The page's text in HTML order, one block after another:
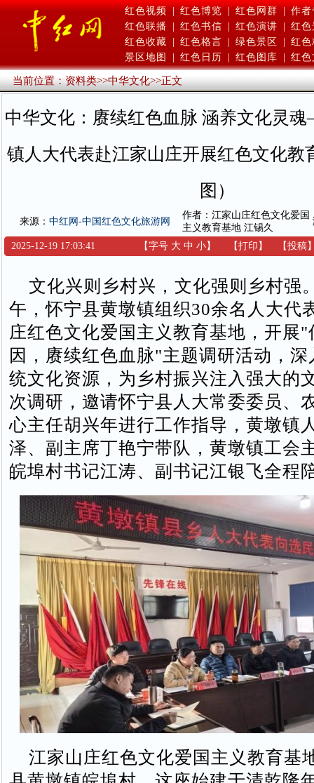
红色视频 | 红色博览 | 红色网群 | 作者
红色联播
红色书信 红色演讲
红色
红色收藏
红色格言 绿色景区
红色
景区地图
红色日历 红色图库 红色
当前位置：资料类>>中华文化>>正文
中华文化：赓续红色血脉 涵养文化灵
镇人大代表赴江家山庄开展红色文化教
图）
来源： 中红网-中国红色文化旅游网
作者：江家山庄红色文化爱国
主义教育基地 江锡久
2025-12-19 17:03:41 【字号 大 中 小】 【打印 】 【投稿
文化兴则乡村兴，文化强则乡村强
午，怀宁县黄墩镇组织30余名人大代
庄红色文化爱国主义教育基地，开展"
因，赓续红色血脉"主题调研活动，
统文化资源，为乡村振兴注入强大的
次调研，邀请怀宁县人大常委委员、
心主任胡兴年进行工作指导，黄墩镇
泽、副主席丁艳宁带队，黄墩镇工会
皖埠村书记江涛、副书记江银飞全程
江家山庄红色文化爱国主义教育基